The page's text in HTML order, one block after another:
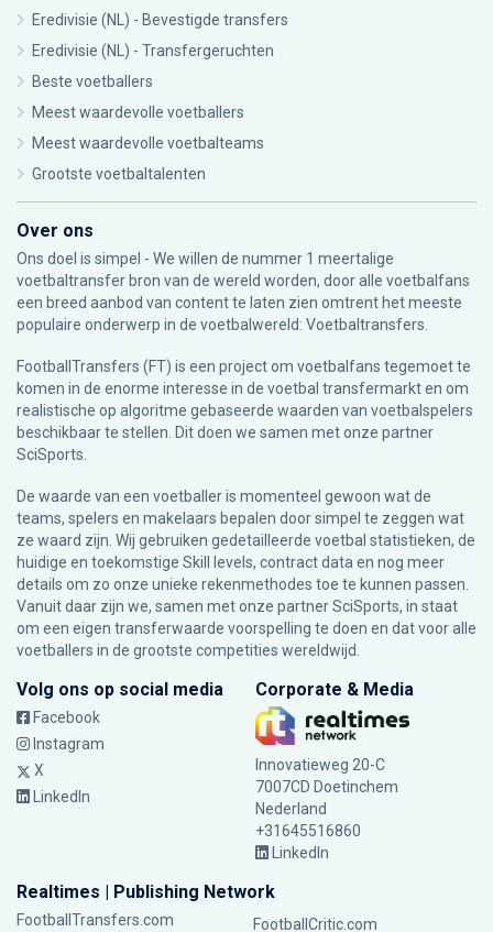
Eredivisie (NL) - Bevestigde transfers
Eredivisie (NL) - Transfergeruchten
Beste voetballers
Meest waardevolle voetballers
Meest waardevolle voetbalteams
Grootste voetbaltalenten
Over ons
Ons doel is simpel - We willen de nummer 1 meertalige
voetbaltransfer bron van de wereld worden, door alle voetbalfans
een breed aanbod van content te laten zien omtrent het meeste
populaire onderwerp in de voetbalwereld: Voetbaltransfers.
FootballTransfers (FT) is een project om voetbalfans tegemoet te
komen in de enorme interesse in de voetbal transfermarkt en om
realistische op algoritme gebaseerde waarden van voetbalspelers
beschikbaar te stellen. Dit doen we samen met onze partner
SciSports
De waarde van een voetballer is momenteel gewoon wat de
teams, spelers en makelaars bepalen door simpel te zeggen wat
ze waard zijn. Wij gebruiken gedetailleerde voetbal statistieken, de
huidige en toekomstige Skill levels, contract data en nog meer
details om zo onze unieke rekenmethodes toe te kunnen passen.
Vanuit daar zijn we, samen met onze partner SciSports, in staat
om een eigen transferwaarde voorspelling te doen en dat voor alle
voetballers in de grootste competities wereldwijd.
Volg ons op social media
Facebook
Instagram
X
LinkedIn
Corporate & Media
Innovatieweg 20-C
7007CD Doetinchem
Nederland
+31645516860
LinkedIn
Realtimes | Publishing Network
FootballTransfers.com FootballCritic.com